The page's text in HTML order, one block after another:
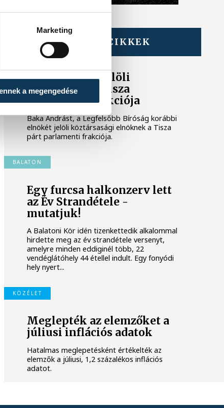
Marketing
a megengedése
TOVÁBBI CIKKEK
KÖZÉLET
Baka Andrást jelöli
államfőnek a Tisza
parlamenti frakciója
Baka Andrást, a Legfelsőbb Bíróság korábbi
elnökét jelöli köztársasági elnöknek a Tisza
párt parlamenti frakciója.
BALATON
Egy furcsa halkonzerv lett
az Év Strandétele -
mutatjuk!
A Balatoni Kör idén tizenkettedik alkalommal
hirdette meg az év strandétele versenyt,
amelyre minden eddiginél több, 22
vendéglátóhely 44 étellel indult. Egy fonyódi
hely nyert...
KÖZÉLET
Meglepték az elemzőket a
júliusi inflációs adatok
Hatalmas meglepetésként értékelték az
elemzők a júliusi, 1,2 százalékos inflációs
adatot.